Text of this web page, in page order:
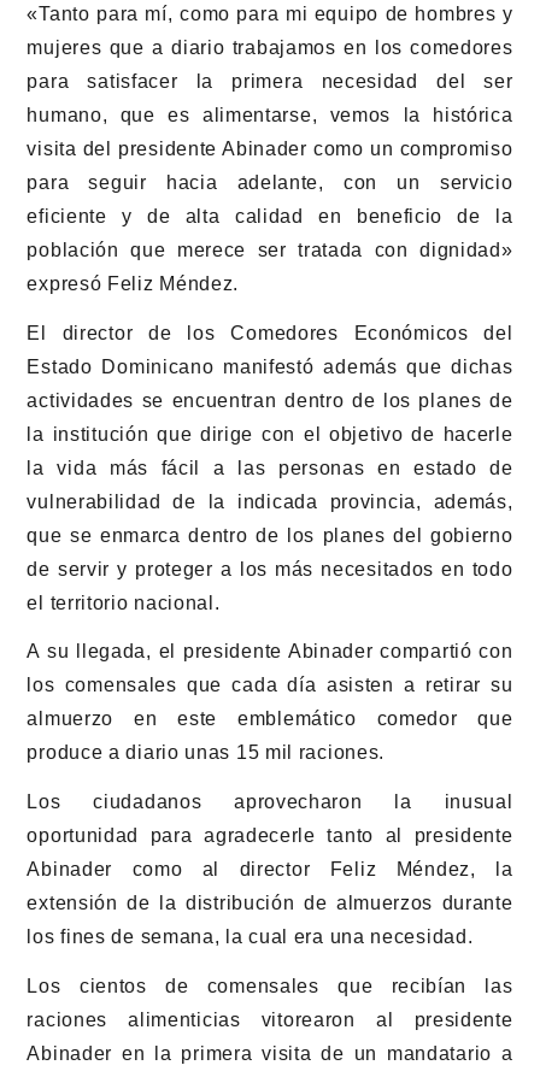
«Tanto para mí, como para mi equipo de hombres y
mujeres que a diario trabajamos en los comedores
para satisfacer la primera necesidad del ser
humano, que es alimentarse, vemos la histórica
visita del presidente Abinader como un compromiso
para seguir hacia adelante, con un servicio
eficiente y de alta calidad en beneficio de la
población que merece ser tratada con dignidad»
expresó Feliz Méndez.
El director de los Comedores Económicos del
Estado Dominicano manifestó además que dichas
actividades se encuentran dentro de los planes de
la institución que dirige con el objetivo de hacerle
la vida más fácil a las personas en estado de
vulnerabilidad de la indicada provincia, además,
que se enmarca dentro de los planes del gobierno
de servir y proteger a los más necesitados en todo
el territorio nacional.
A su llegada, el presidente Abinader compartió con
los comensales que cada día asisten a retirar su
almuerzo en este emblemático comedor que
produce a diario unas 15 mil raciones.
Los ciudadanos aprovecharon la inusual
oportunidad para agradecerle tanto al presidente
Abinader como al director Feliz Méndez, la
extensión de la distribución de almuerzos durante
los fines de semana, la cual era una necesidad.
Los cientos de comensales que recibían las
raciones alimenticias vitorearon al presidente
Abinader en la primera visita de un mandatario a